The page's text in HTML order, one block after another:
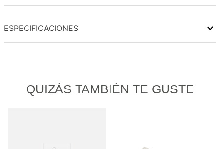
ESPECIFICACIONES
QUIZÁS TAMBIÉN TE GUSTE